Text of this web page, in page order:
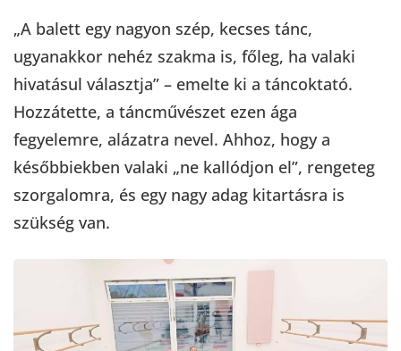
„A balett egy nagyon szép, kecses tánc,
ugyanakkor nehéz szakma is, főleg, ha valaki
hivatásul választja” – emelte ki a táncoktató.
Hozzátette, a táncművészet ezen ága
fegyelemre, alázatra nevel. Ahhoz, hogy a
későbbiekben valaki „ne kallódjon el”, rengeteg
szorgalomra, és egy nagy adag kitartásra is
szükség van.